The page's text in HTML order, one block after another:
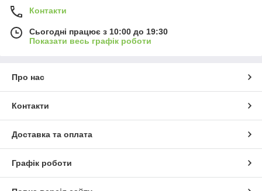
Контакти
Сьогодні працює з 10:00 до 19:30
Показати весь графік роботи
Про нас
Контакти
Доставка та оплата
Графік роботи